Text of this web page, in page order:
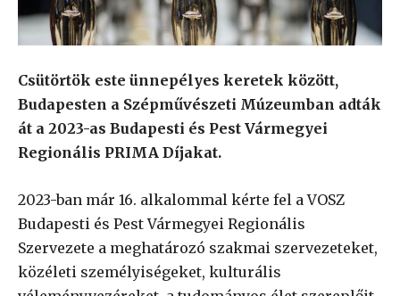
Csütörtök este ünnepélyes keretek között,
Budapesten a Szépművészeti Múzeumban adták
át a 2023-as Budapesti és Pest Vármegyei
Regionális PRIMA Díjakat.
2023-ban már 16. alkalommal kérte fel a VOSZ
Budapesti és Pest Vármegyei Regionális
Szervezete a meghatározó szakmai szervezeteket,
közéleti személyiségeket, kulturális